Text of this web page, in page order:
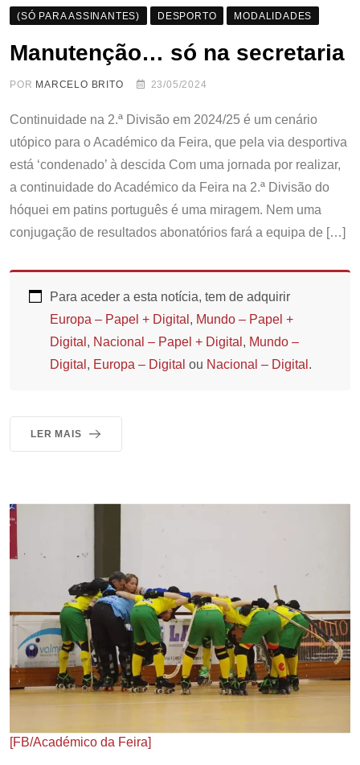
(SÓ PARA ASSINANTES) DESPORTO MODALIDADES
Manutenção… só na secretaria
POR MARCELO BRITO 23/05/2024
Continuidade na 2.ª Divisão em 2024/25 é um cenário
utópico para o Académico da Feira, que pela via desportiva
está ‘condenado’ à descida Com uma jornada por realizar,
a continuidade do Académico da Feira na 2.ª Divisão do
hóquei em patins português é uma miragem. Nem uma
conjugação de resultados abonatórios fará a equipa de […]
Para aceder a esta notícia, tem de adquirir
Europa – Papel + Digital , Mundo – Papel +
Digital , Nacional – Papel + Digital , Mundo –
Digital , Europa – Digital ou Nacional – Digital .
LER MAIS
[FB/Académico da Feira]